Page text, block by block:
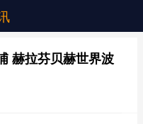
赫拉芬贝赫世界波